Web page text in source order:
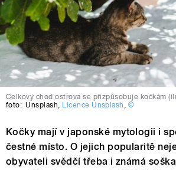
Celkový chod ostrova se přizpůsobuje kočkám
foto: Unsplash, Licence Unsplash , ©
Kočky mají v japonské mytologii i
čestné místo. O jejich popularitě
obyvateli svědčí třeba i známá